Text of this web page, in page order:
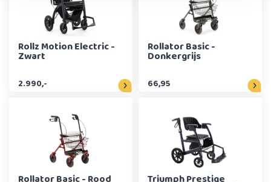
Rollz Motion Electric -
Zwart
2.990,-
Rollator Basic -
Donkergrijs
66,95